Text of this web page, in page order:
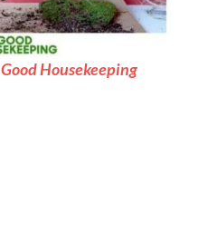
Good Housekeeping